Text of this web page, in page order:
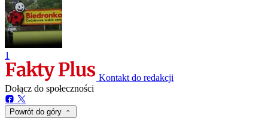
1
Kontakt do redakcji
Dołącz do społeczności
Powrót do góry